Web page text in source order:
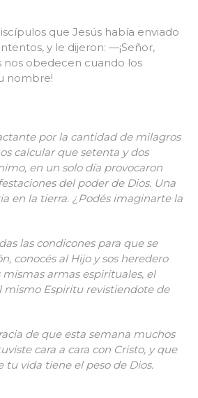
que Jesús había enviado
y le dijeron: —¡Señor,
nos obedecen cuando los
nombre!
por la cantidad de milagros
calcular que setenta y dos
en un solo día provocaron
del poder de Dios. Una
en la tierra. ¿Podés imaginarte la
las condicones para que se
conocés al Hijo y sos heredero
mismas armas espirituales, el
mismo Espiritu revistiendote de
de que esta semana muchos
cara a cara con Cristo, y que
tu vida tiene el peso de Dios.